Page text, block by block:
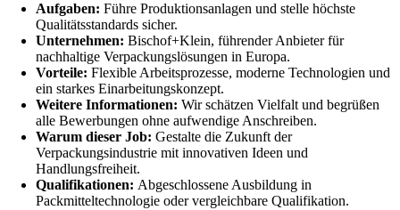
Aufgaben: Führe Produktionsanlagen und stelle höchste
Qualitätsstandards sicher.
Unternehmen: Bischof+Klein, führender Anbieter für
nachhaltige Verpackungslösungen in Europa.
Vorteile: Flexible Arbeitsprozesse, moderne Technologien und
ein starkes Einarbeitungskonzept.
Weitere Informationen: Wir schätzen Vielfalt und begrüßen
alle Bewerbungen ohne aufwendige Anschreiben.
Warum dieser Job: Gestalte die Zukunft der
Verpackungsindustrie mit innovativen Ideen und
Handlungsfreiheit.
Qualifikationen: Abgeschlossene Ausbildung in
Packmitteltechnologie oder vergleichbare Qualifikation.